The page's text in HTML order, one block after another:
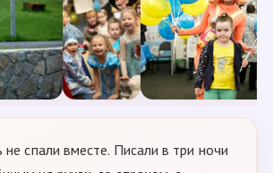
не спали вместе. Писали в три ночи